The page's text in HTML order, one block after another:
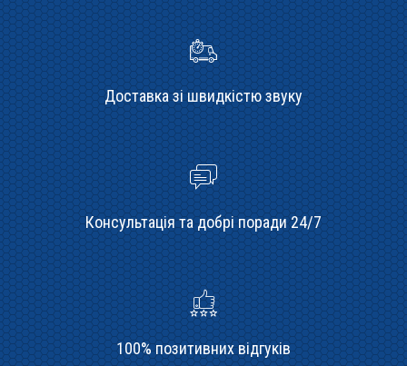
Доставка зі швидкістю звуку
Консультація та добрі поради 24/7
100% позитивних відгуків